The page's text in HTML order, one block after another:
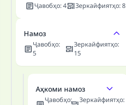
Ҷавобҳо:4 Зеркайфиятҳо:8
Намоз
Ҷавобҳо:
5
Зеркайфиятҳо:
15
Аҳкоми намоз
Ҷавобҳо:
Зеркайфиятҳо: